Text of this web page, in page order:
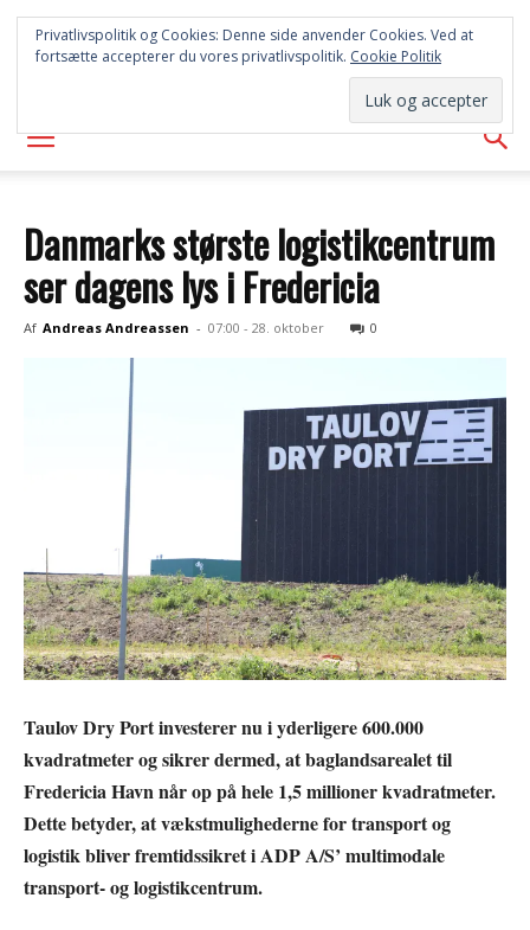
SYD
AVISEN
Danmarks største logistikcentrum
ser dagens lys i Fredericia
Af Andreas Andreassen - 07:00 - 28. oktober 0
Taulov Dry Port investerer nu i yderligere 600.000
kvadratmeter og sikrer dermed, at baglandsarealet til
Fredericia Havn når op på hele 1,5 millioner kvadratmeter.
Dette betyder, at vækstmulighederne for transport og
logistik bliver fremtidssikret i ADP A/S’ multimodale
transport- og logistikcentrum.
Privatlivspolitik og Cookies: Denne side anvender Cookies. Ved at
fortsætte accepterer du vores privatlivspolitik. Cookie Politik